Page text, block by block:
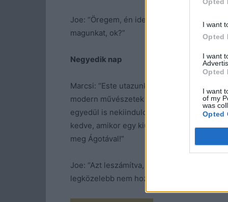
I want
Opted
I want
Opted
I want
of my
was
Opted
Joe: “Öregem, én ideköltözöm. Ez maga a
magunkat, ok?”
Negyedik nap
Marcsi: “Este utazunk haza, de én még
modern művészetek múzeumát is látni
egyedül is nekiindulok. Végül nagy
kedve, amikor egy kiülős helyen
meg Ágotával!”
Joe: “Azt leszámítva, hogy Marcsi egész
legközelebb nem hozom, az fix. Te mikor